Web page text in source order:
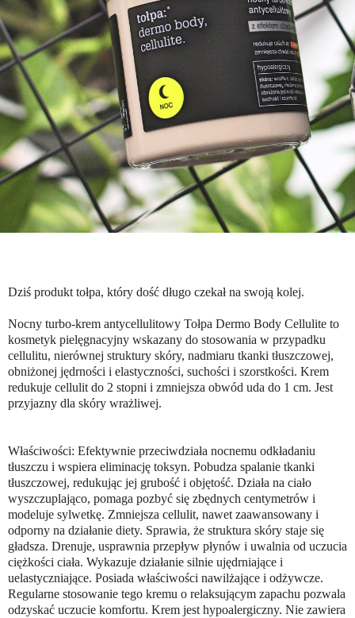
Dziś produkt tołpa, który dość długo czekał na swoją kolej.
Nocny turbo-krem antycellulitowy Tołpa Dermo Body Cellulite to
kosmetyk pielęgnacyjny wskazany do stosowania w przypadku
cellulitu, nierównej struktury skóry, nadmiaru tkanki tłuszczowej,
obniżonej jędrności i elastyczności, suchości i szorstkości. Krem
redukuje cellulit do 2 stopni i zmniejsza obwód uda do 1 cm. Jest
przyjazny dla skóry wrażliwej.
Właściwości: Efektywnie przeciwdziała nocnemu odkładaniu
tłuszczu i wspiera eliminację toksyn. Pobudza spalanie tkanki
tłuszczowej, redukując jej grubość i objętość. Działa na ciało
wyszczuplająco, pomaga pozbyć się zbędnych centymetrów i
modeluje sylwetkę. Zmniejsza cellulit, nawet zaawansowany i
odporny na działanie diety. Sprawia, że struktura skóry staje się
gładsza. Drenuje, usprawnia przepływ płynów i uwalnia od uczucia
ciężkości ciała. Wykazuje działanie silnie ujędrniające i
uelastyczniające. Posiada właściwości nawilżające i odżywcze.
Regularne stosowanie tego kremu o relaksującym zapachu pozwala
odzyskać uczucie komfortu. Krem jest hypoalergiczny. Nie zawiera